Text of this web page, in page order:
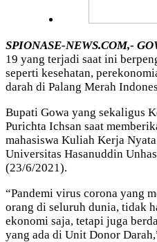
SPIONASE-NEWS.COM,-
19 yang terjadi saat ini
seperti kesehatan,
darah di Palang Merah
Bupati Gowa yang sekaligus
Purichta Ichsan saat
mahasiswa Kuliah Kerja
Universitas Hasanuddin
(23/6/2021).
“Pandemi virus corona yang
orang di seluruh dunia, tidak
ekonomi saja, tetapi juga
yang ada di Unit Donor